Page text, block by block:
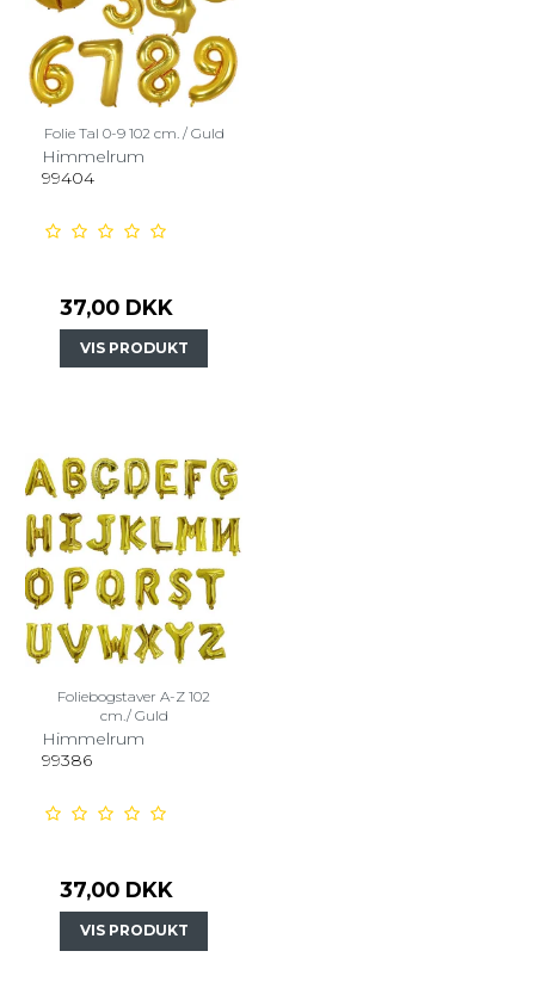
Folie Tal 0-9 102 cm. / Guld
Himmelrum
99404
37,00 DKK
VIS PRODUKT
Foliebogstaver A-Z 102
cm./ Guld
Himmelrum
99386
37,00 DKK
VIS PRODUKT